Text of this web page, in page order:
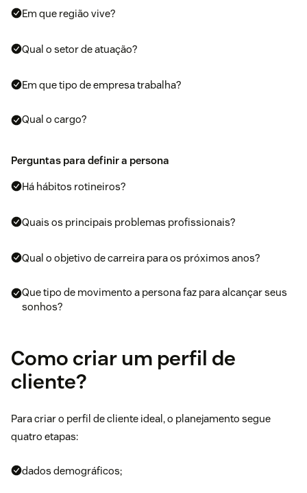
Em que região vive?
Qual o setor de atuação?
Em que tipo de empresa trabalha?
Qual o cargo?
Perguntas para definir a persona
Há hábitos rotineiros?
Quais os principais problemas profissionais?
Qual o objetivo de carreira para os próximos anos?
Que tipo de movimento a persona faz para alcançar seus
sonhos?
Como criar um perfil de
cliente?
Para criar o perfil de cliente ideal, o planejamento segue
quatro etapas:
dados demográficos;